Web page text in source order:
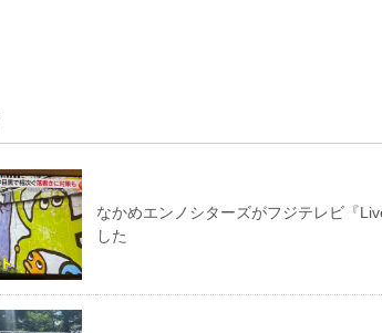
なかめエンノシターズがフジテレビ『
した